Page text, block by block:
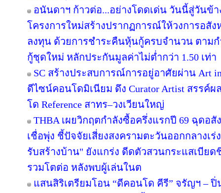
อนันดาฯ ก้าวต่อ...อย่างโดดเด่น วันนี้สู่วันข้
โครงการใหม่สร้างปรากฏการณ์ให้วงการอสั
ลงทุน ด้วยการชำระคืนหุ้นกู้ครบจำนวน ตาม
กู้ชุดใหม่ หลักประกันมูลค่าไม่ต่ำกว่า 1.50 เท่า
SC สร้างประสบการณ์การอยู่อาศัยผ่าน Art
ดีไซน์คอนโดมิเนียม ดึง Curator Artist สรรค์
โด Reference สาทร–วงเวียนใหญ่
THBA เผยวิกฤตกำลังซื้อครึ่งแรกปี 69 ฉุดอ
เชื่อพุ่ง ชี้ปัจจัยเสี่ยงสงครามตะวันออกกลางเ
รับสร้างบ้าน" ยังแกร่ง ดีดตัวสวนกระแสเบีย
รวมโตต่อ หลังพบผู้เล่นในต
แสนสิริเตรียมโอน “ดีคอนโด คีรี” จรัญฯ – ปิ่